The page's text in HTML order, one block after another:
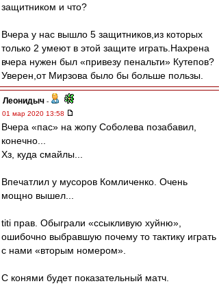
защитником и что?
Вчера у нас вышло 5 защитников,из которых
только 2 умеют в этой защите играть.Нахрена
вчера нужен был «привезу пенальти» Кутепов?
Уверен,от Мирзова было бы больше пользы.
Леонидыч -
01 мар 2020 13:58
Вчера «пас» на жопу Соболева позабавил,
конечно...
Хз, куда смайлы...
Впечатлил у мусоров Комличенко. Очень
мощно вышел...
titi прав. Обыграли «ссыкливую хуйню»,
ошибочно выбравшую почему то тактику играть
с нами «вторым номером».
С конями будет показательный матч.